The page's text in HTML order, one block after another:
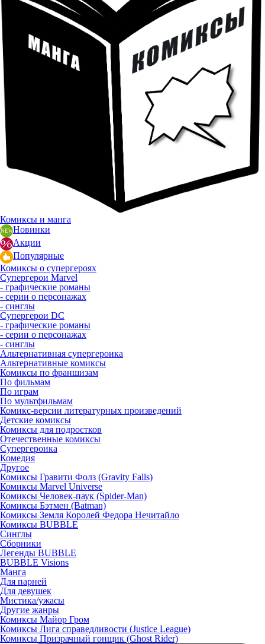
Комиксы и манга
Новинки
Акции
Популярные
Комиксы о супергероях
Супергерои Marvel
- графические романы
- серии о персонажах
- синглы
Супергерои DC
- графические романы
- серии о персонажах
- синглы
Альтернативная супергероика
Альтернативные комиксы
Комиксы по франшизам
По фильмам
По играм
По мультфильмам
Комикс-версии литературных произведений
Детские комиксы
Комиксы для подростков
Отечественные комиксы
Супергероика
Комедия
Другое
Комиксы Гравити Фолз (Gravity Falls)
Комиксы Marvel Universe
Комиксы Человек-паук (Spider-Man)
Комиксы Бэтмен (Batman)
Комиксы Земля Королей Федора Нечитайло
Комиксы BUBBLE
Синглы
Сборники
Легенды BUBBLE
BUBBLE Visions
Манга
Для парней
Для девушек
Мистика/ужасы
Другие жанры
Комиксы Майор Гром
Комиксы Лига справедливости (Justice League)
Комиксы Призрачный гонщик (Ghost Rider)